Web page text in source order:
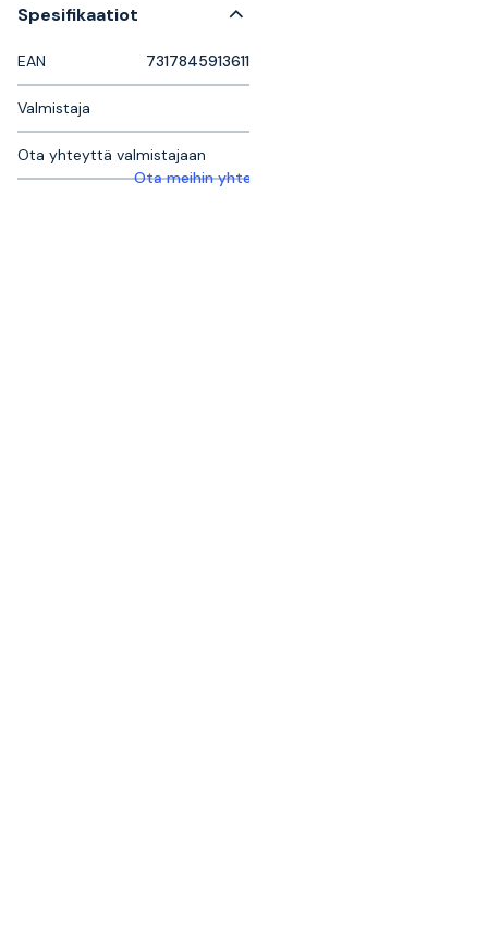
Spesifikaatiot
EAN 7317845913611
Valmistaja
Ota yhteyttä valmistajaan
Ota meihin yhteyttä saadaksesi lisätietoja